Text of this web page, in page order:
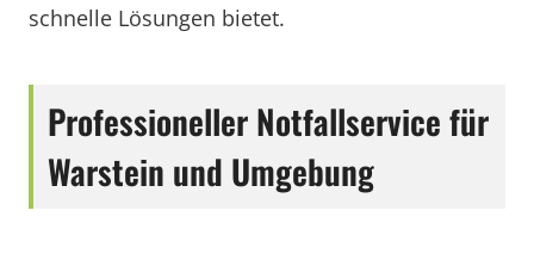
schnelle Lösungen bietet.
Professioneller Notfallservice für
Warstein und Umgebung